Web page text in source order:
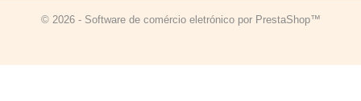
© 2026 - Software de comércio eletrónico por PrestaShop™